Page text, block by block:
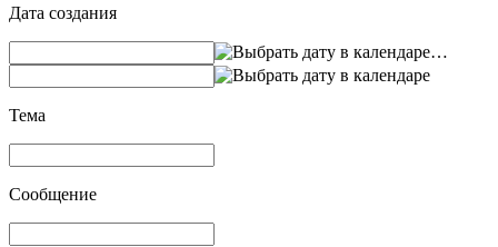
Дата создания
…
Тема
Сообщение